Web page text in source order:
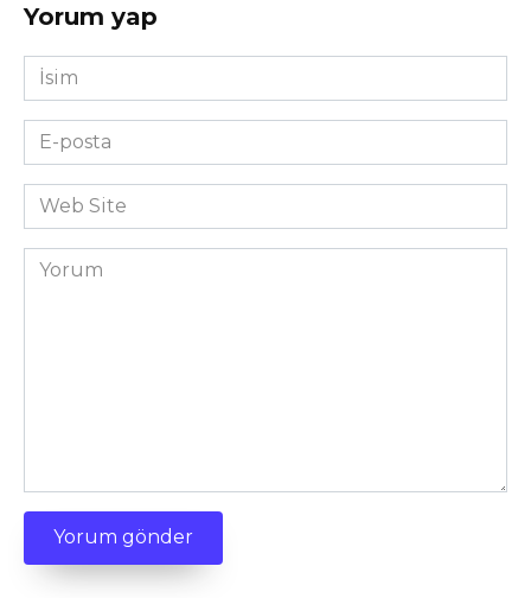
Yorum yap
İsim
*
E-
posta
*Web
Site
Yorum